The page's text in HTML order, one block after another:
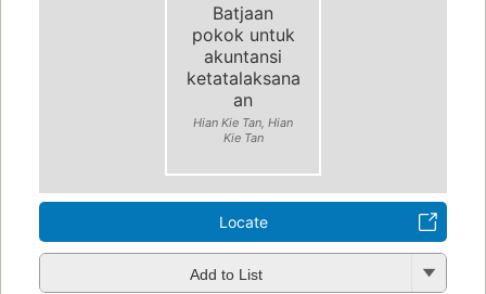
Batjaan
pokok untuk
akuntansi
ketatalaksana
an
Hian Kie Tan, Hian
Kie Tan
Locate
Add to List